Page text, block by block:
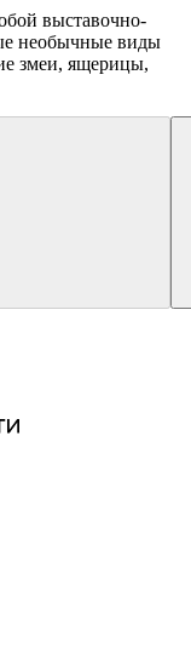
выставочно-
необычные виды
змеи, ящерицы,